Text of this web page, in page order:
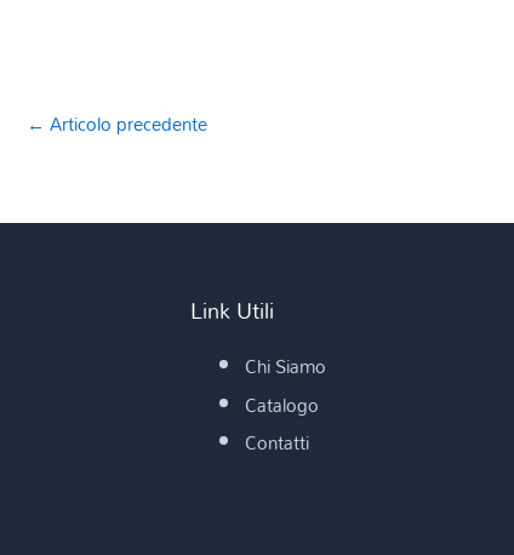
← Articolo precedente
Link Utili
Chi Siamo
Catalogo
Contatti